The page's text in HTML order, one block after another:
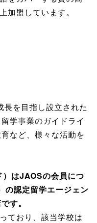
加盟しています。
を目指し設立された
学事業のガイドライ
など、様々な活動を
はJAOSの会員につ
の認定留学エージェン
す。
ており、該当学校は